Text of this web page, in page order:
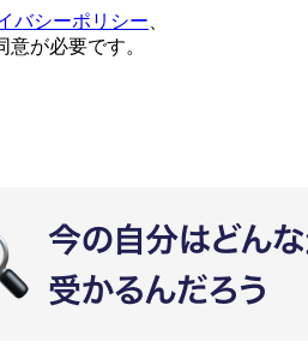
バシーポリシー
意が必要です。